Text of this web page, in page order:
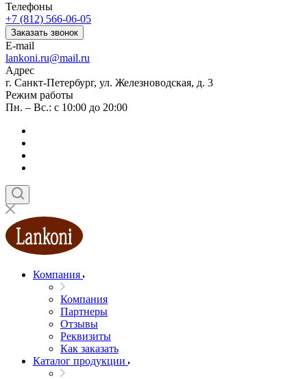
Телефоны
+7 (812) 566-06-05
Заказать звонок
E-mail
lankoni.ru@mail.ru
Адрес
г. Санкт-Петербург, ул. Железноводская, д. 3
Режим работы
Пн. – Вс.: с 10:00 до 20:00
Компания
Компания
Партнеры
Отзывы
Реквизиты
Как заказать
Каталог продукции